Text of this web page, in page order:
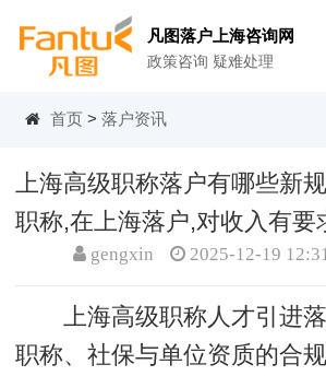
凡图落户上海咨询网
政策咨询 疑难处理
首页 >落户资讯
上海高级职称落户有哪些新
职称,在上海落户,对收入有要
gengxin 2025-12-19
上海高级职称人才引进落
职称、社保与单位资质的合